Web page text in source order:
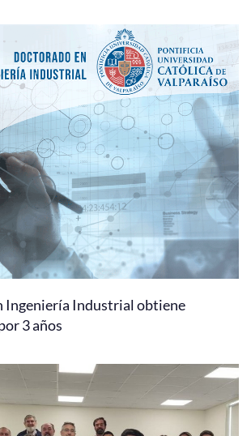
Ingeniería Industrial obtiene
3 años